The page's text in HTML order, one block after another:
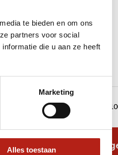
te bieden en om ons
partners voor social
die u aan ze heeft
Marketing
Alles toestaan
nieuwste